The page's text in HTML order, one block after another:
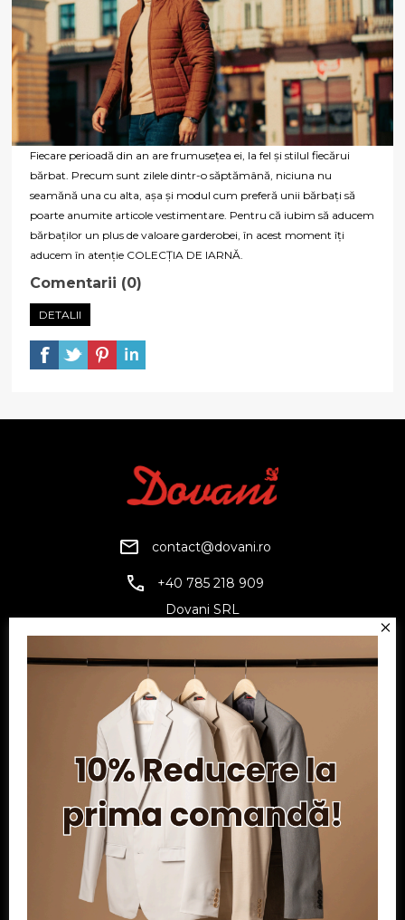
Fiecare perioadă din an are frumusețea ei, la fel și stilul fiecărui
bărbat. Precum sunt zilele dintr-o săptămână, niciuna nu
seamănă una cu alta, așa și modul cum preferă unii bărbați să
poarte anumite articole vestimentare. Pentru că iubim să aducem
bărbaților un plus de valoare garderobei, în acest moment îți
aducem în atenție COLECȚIA DE IARNĂ.
Comentarii (0)
DETALII
contact@dovani.ro
+40 785 218 909
Dovani SRL
Facebook
TwitterYouTube
Informatii
Contul meu
Serviciu clienți